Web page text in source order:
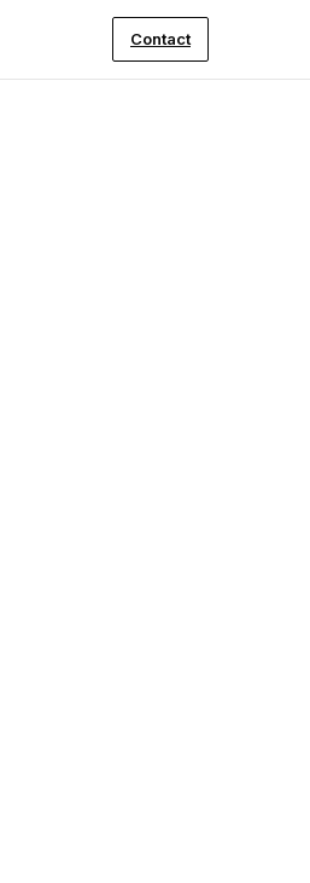
Contact